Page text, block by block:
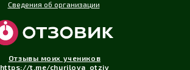
Отзывы моих учеников
https://t.me/churilova_otziv
Сведения об организации